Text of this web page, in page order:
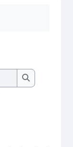
Пошук
Пошук